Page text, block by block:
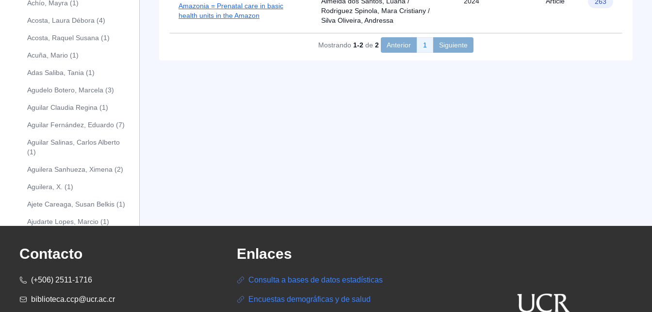
Achío, Mayra (1)
Acosta, Laura Débora (4)
Acosta, Raquel Susana (1)
Acuña, Mario (1)
Adas Saliba, Tania (1)
Agudelo Botero, Marcela (3)
Aguilar Claudia Regina (1)
Aguilar Fernández, Eduardo (7)
Aguilar Salinas, Carlos Alberto
(1)
Aguilera Sanhueza, Ximena (2)
Aguilera, X. (1)
Ajete Careaga, Susan Belkis (1)
Ajudarte Lopes, Marcio (1)
(1)
Albareda Tiana (1)
Alcócer Alfaro, Diana (1)
Amazonia = Prenatal care in basic
health units in the Amazon
Rodriguez Spinola, Mara Cristiany /
Silva Oliveira, Andressa
Mostrando 1-2 de 2 Anterior 1 Siguiente
Contacto
(+506) 2511-1716
biblioteca.ccp@ucr.ac.cr
Enlaces
Consulta a bases de datos estadísticas
Encuestas demográficas y de salud